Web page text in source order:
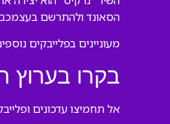
הסאונד ולהתרשם
מעוניינים בפלייבקים
בקרו בערוץ
אל תחמיצו עדכונים